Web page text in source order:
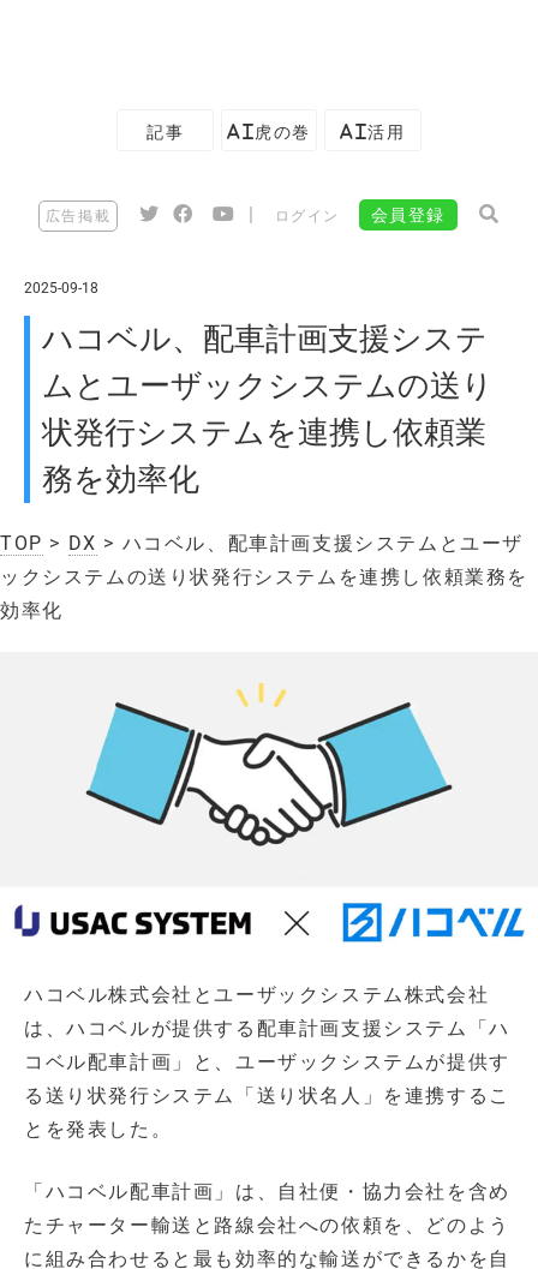
記事 AI虎の巻 AI活用
広告掲載 ログイン 会員登録
2025-09-18
ハコベル、配車計画支援システ
ムとユーザックシステムの送り
状発行システムを連携し依頼業
務を効率化
TOP > DX > ハコベル、配車計画支援システムとユーザ
ックシステムの送り状発行システムを連携し依頼業務を
効率化
ハコベル株式会社とユーザックシステム株式会社
は、ハコベルが提供する配車計画支援システム「ハ
コベル配車計画」と、ユーザックシステムが提供す
る送り状発行システム「送り状名人」を連携するこ
とを発表した。
「ハコベル配車計画」は、自社便・協力会社を含め
たチャーター輸送と路線会社への依頼を、どのよう
に組み合わせると最も効率的な輸送ができるかを自